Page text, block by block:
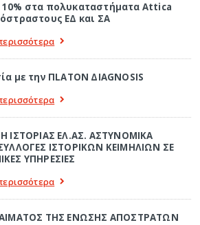
στα πολυκαταστήματα Attica
ΕΔ και ΣΑ
με την ΠLATON ΔIAGNOSIS
ΙΣΤΟΡΙΑΣ ΕΛ.ΑΣ. ΑΣΤΥΝΟΜΙΚΑ
ΙΣΤΟΡΙΚΩΝ ΚΕΙΜΗΛΙΩΝ ΣΕ
ΥΠΗΡΕΣΙΕΣ
ΤΗΣ ΕΝΩΣΗΣ ΑΠΟΣΤΡΑΤΩΝ